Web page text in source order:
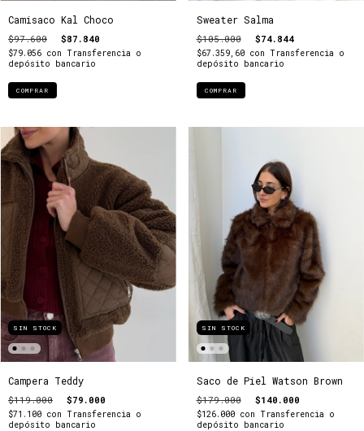
Camisaco Kal Choco
$97.600 $87.840
$79.056 con Transferencia o
depósito bancario
COMPRAR
Sweater Salma
$105.000 $74.844
$67.359,60 con Transferencia o
depósito bancario
COMPRAR
SIN STOCK
Campera Teddy
$119.000 $79.000
$71.100 con Transferencia o
depósito bancario
SIN STOCK
Saco de Piel Watson Brown
$179.000 $140.000
$126.000 con Transferencia o
depósito bancario